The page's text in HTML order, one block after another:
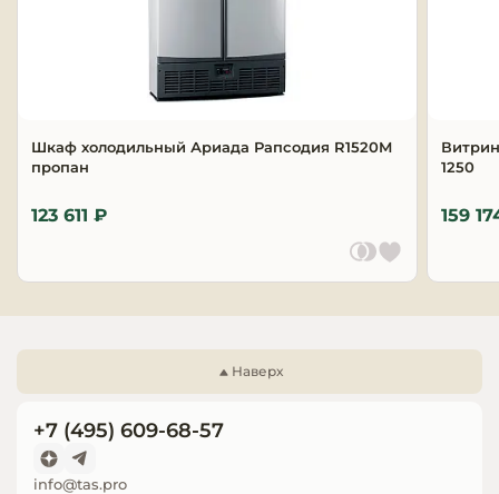
отелей
Шкаф холодильный Ариада Рапсодия R1520M
пропан
123 611 ₽
1250
159
Наверх
+7 (495) 609-68-57
info@tas.pro